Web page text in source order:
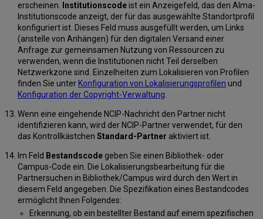
erscheinen.
Institutionscodeist ein Anzeigefeld, das den Alma-
Institutionscode anzeigt, der für das ausgewählte Standortprofil
konfiguriert ist. Dieses Feld muss ausgefüllt werden, um Links
(anstelle von Anhängen) für den digitalen Versand einer
Anfrage zur gemeinsamen Nutzung von Ressourcen zu
verwenden, wenn die Institutionen nicht Teil derselben
Netzwerkzone sind. Einzelheiten zum Lokalisieren von Profilen
finden Sie unter Konfiguration von Lokalisierungsprofilen und
Konfiguration der Copyright-Verwaltung
Wenn eine eingehende NCIP-Nachricht den Partner nicht
identifizieren kann, wird der NCIP-Partner verwendet, für den
das Kontrollkästchen Standard-Partner aktiviert ist.
Im Feld Bestandscodegeben Sie einen Bibliothek- oder
Campus-Code ein. Die Lokalisierungsbearbeitung für die
Partnersuchen in Bibliothek/Campus wird durch den Wert in
diesem Feld angegeben. Die Spezifikation eines Bestandcodes
ermöglicht Ihnen Folgendes:
Erkennung, ob ein bestellter Bestand auf einem spezifischen